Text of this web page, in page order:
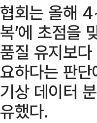
협회는 올해
복’에 초점을
품질 유지보
요하다는 판
기상 데이터
유했다.